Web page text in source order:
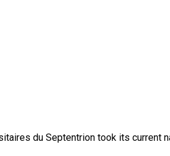
du Septentrion took its current